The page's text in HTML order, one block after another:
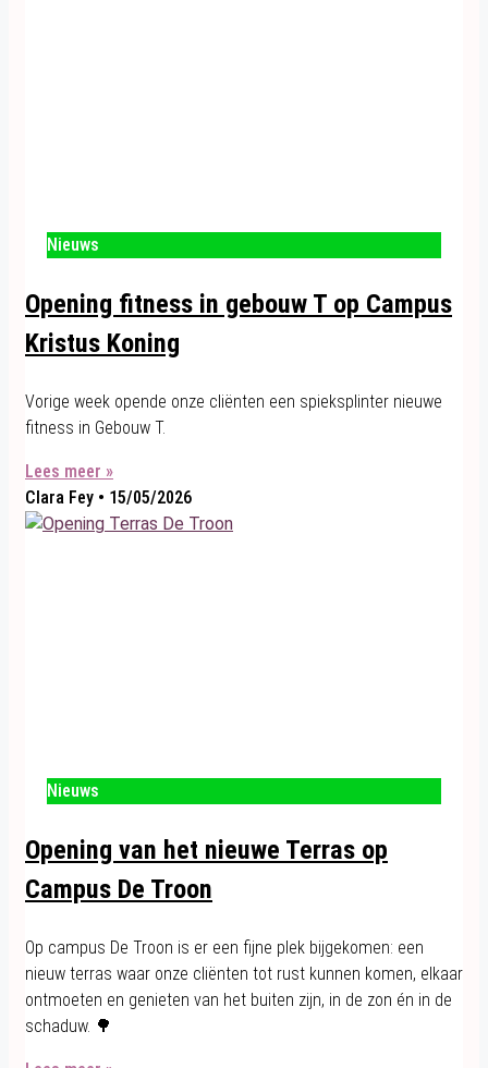
Nieuws
Opening fitness in gebouw T op Campus
Kristus Koning
Vorige week opende onze cliënten een spieksplinter nieuwe
fitness in Gebouw T.
Lees meer »
Clara Fey
15/05/2026
Nieuws
Opening van het nieuwe Terras op
Campus De Troon
Op campus De Troon is er een fijne plek bijgekomen: een
nieuw terras waar onze cliënten tot rust kunnen komen, elkaar
ontmoeten en genieten van het buiten zijn, in de zon én in de
schaduw. 🌳